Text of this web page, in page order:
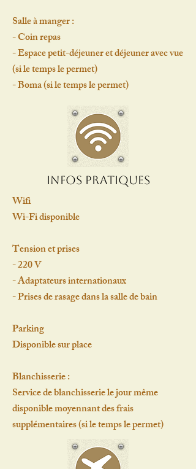
Salle à manger :
- Coin repas
- Espace petit-déjeuner et déjeuner avec vue
(si le temps le permet)
- Boma (si le temps le permet)
Infos Pratiques
Wifi
Wi-Fi disponible
Tension et prises
- 220 V
- Adaptateurs internationaux
- Prises de rasage dans la salle de bain
Parking
Disponible sur place
Blanchisserie :
Service de blanchisserie le jour même
disponible moyennant des frais
supplémentaires (si le temps le permet)